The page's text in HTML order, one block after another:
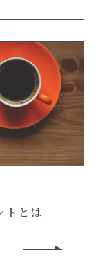
トとは